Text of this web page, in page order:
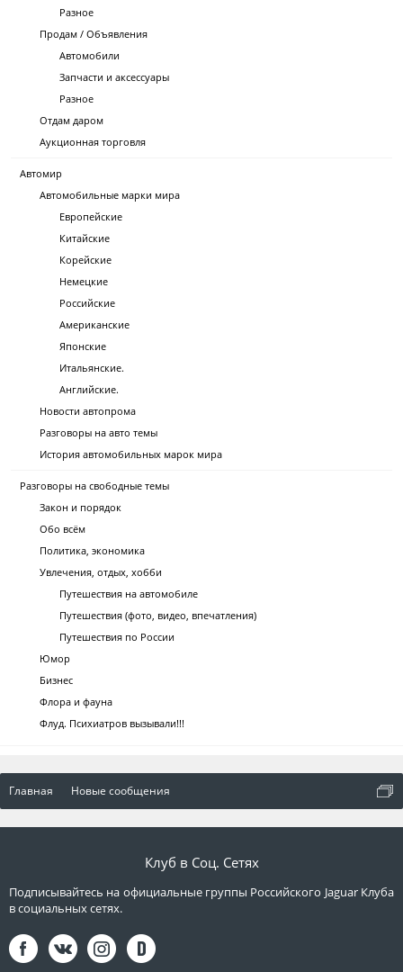
Разное
Продам / Объявления
Автомобили
Запчасти и аксессуары
Разное
Отдам даром
Аукционная торговля
Автомир
Автомобильные марки мира
Европейские
Китайские
Корейские
Немецкие
Российские
Американские
Японские
Итальянские.
Английские.
Новости автопрома
Разговоры на авто темы
История автомобильных марок мира
Разговоры на свободные темы
Закон и порядок
Обо всём
Политика, экономика
Увлечения, отдых, хобби
Путешествия на автомобиле
Путешествия (фото, видео, впечатления)
Путешествия по России
Юмор
Бизнес
Флора и фауна
Флуд. Психиатров вызывали!!!
Главная Новые сообщения
Клуб в Соц. Сетях
Подписывайтесь на официальные группы Российского Jaguar Клуба
в социальных сетях.